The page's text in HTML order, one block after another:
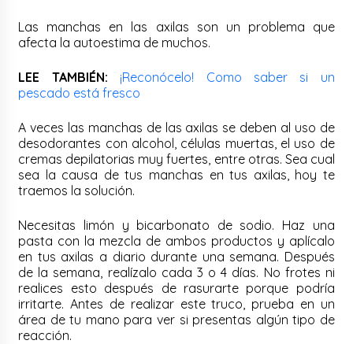
Las manchas en las axilas son un problema que
afecta la autoestima de muchos.
LEE TAMBIÉN: ¡Reconócelo! Como saber si un
pescado está fresco
A veces las manchas de las axilas se deben al uso de
desodorantes con alcohol, células muertas, el uso de
cremas depilatorias muy fuertes, entre otras. Sea cual
sea la causa de tus manchas en tus axilas, hoy te
traemos la solución.
Necesitas limón y bicarbonato de sodio. Haz una
pasta con la mezcla de ambos productos y aplícalo
en tus axilas a diario durante una semana. Después
de la semana, realízalo cada 3 o 4 días. No frotes ni
realices esto después de rasurarte porque podría
irritarte. Antes de realizar este truco, prueba en un
área de tu mano para ver si presentas algún tipo de
reacción.